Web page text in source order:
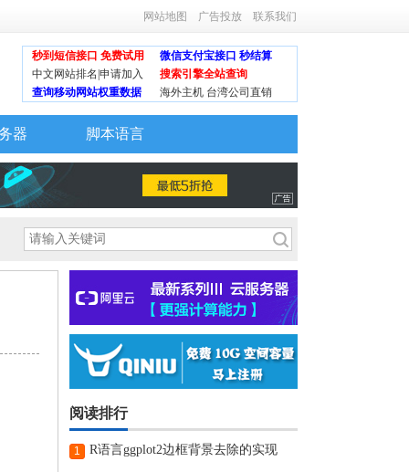
网站地图 广告投放 联系我们
秒到短信接口 免费试用
微信支付宝接口 秒结算
中文网站排名|申请加入
搜索引擎全站查询
查询移动网站权重数据
海外主机 台湾公司直销
器 脚本语言
阅读排行
1 R语言ggplot2边框背景去除的实现